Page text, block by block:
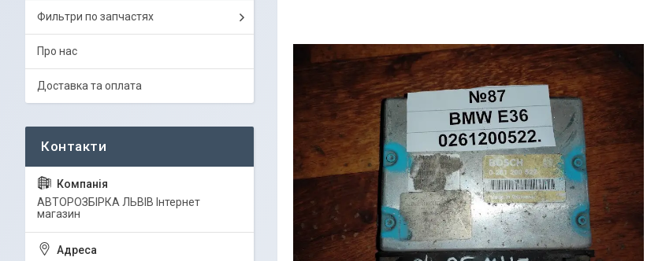
Фильтри по запчастях
Про нас
Доставка та оплата
АВТОРОЗБІРКА ЛЬВІВ Інтернет
магазин